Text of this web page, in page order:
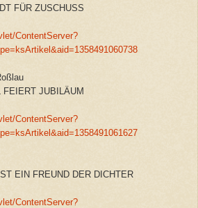
FÜR ZUSCHUSS
ContentServer?
FEIERT JUBILÄUM
ContentServer?
EIN FREUND DER DICHTER
ContentServer?